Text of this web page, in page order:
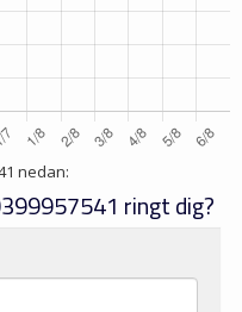
nedan:
ringt dig?